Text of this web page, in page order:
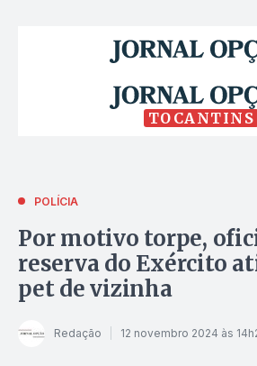
TOCANTINS
POLÍCIA
Por motivo torpe,
reserva do Exército
pet de vizinha
Redação 12 novembro 2024 às